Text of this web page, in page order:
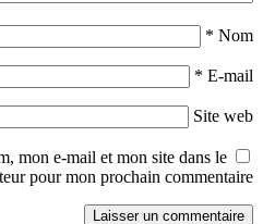
Nom
*
E-mail
*
Site web
mon e-mail et mon site dans le
pour mon prochain commentaire.